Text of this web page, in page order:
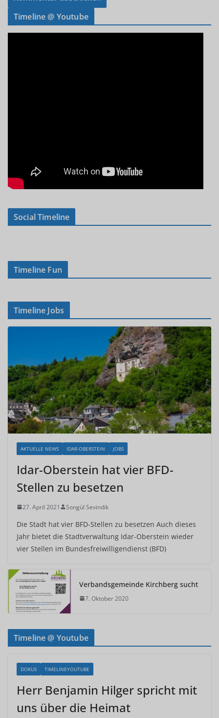
Timeline @ Youtube
Social Timeline
Timeline Fun
Timeline Jobs
AKTUELLE NEWS IDAR-OBERSTEIN JOBS
Idar-Oberstein hat vier BFD-
Stellen zu besetzen
27. April 2021 Songül Sevindik
Die Stadt hat vier BFD-Stellen zu besetzen Auch dieses
Jahr bietet die Stadtverwaltung Idar-Oberstein wieder
vier Stellen im Bundesfreiwilligendienst (BFD)
Verbandsgemeinde Kirchberg sucht
7. Oktober 2020
Timeline @ Youtube
DOKUS TIMELINEYOUTUBE
Herr Benjamin Hilger spricht mit
uns über die Heimat